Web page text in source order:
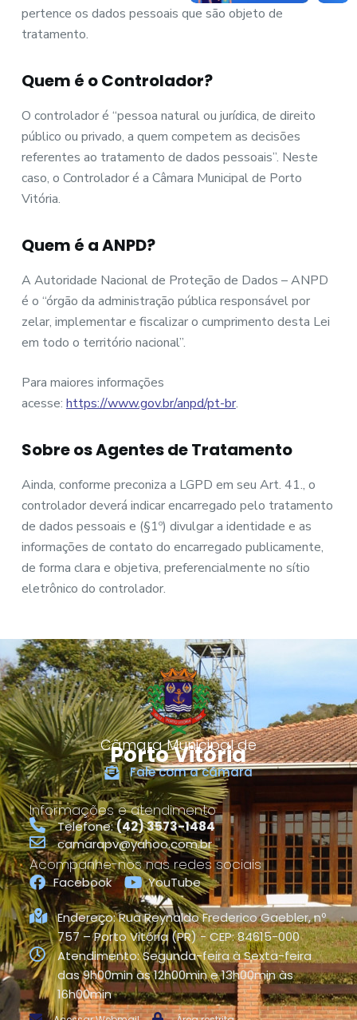
pertence os dados pessoais que são objeto de
tratamento.
Quem é o Controlador?
O controlador é “pessoa natural ou jurídica, de direito
público ou privado, a quem competem as decisões
referentes ao tratamento de dados pessoais”. Neste
caso, o Controlador é a Câmara Municipal de Porto
Vitória.
Quem é a ANPD?
A Autoridade Nacional de Proteção de Dados – ANPD
é o “órgão da administração pública responsável por
zelar, implementar e fiscalizar o cumprimento desta Lei
em todo o território nacional”.
Para maiores informações
acesse: https://www.gov.br/anpd/pt-br.
Sobre os Agentes de Tratamento
Ainda, conforme preconiza a LGPD em seu Art. 41., o
controlador deverá indicar encarregado pelo tratamento
de dados pessoais e (§1º) divulgar a identidade e as
informações de contato do encarregado publicamente,
de forma clara e objetiva, preferencialmente no sítio
eletrônico do controlador.
Câmara Municipal de
Porto Vitória
Fale com a câmara
Informações e atendimento
Telefone:(42) 3573-1484
camarapv@yahoo.com.br
Acompanhe-nos nas redes sociais
Facebook YouTube
Endereço: Rua Reynaldo Frederico Gaebler, nº
757 – Porto Vitória (PR) - CEP: 84615-000
Atendimento: Segunda-feira à Sexta-feira
das 9h00min às 12h00min e 13h00min às
16h00min